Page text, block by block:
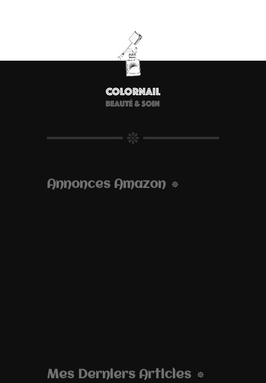
Annonces Amazon
Mes Derniers Articles